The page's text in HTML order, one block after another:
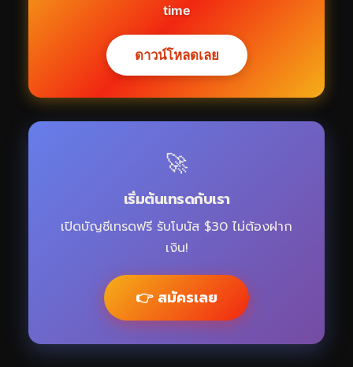
time
ดาวน์โหลดเลย
🚀
เริ่มต้นเทรดกับเรา
เปิดบัญชีเทรดฟรี รับโบนัส $30 ไม่ต้องฝาก
เงิน!
👉 สมัครเลย